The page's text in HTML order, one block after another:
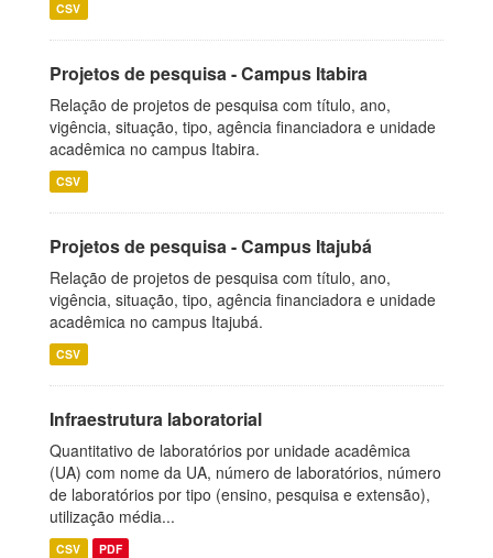
CSV
Projetos de pesquisa - Campus Itabira
Relação de projetos de pesquisa com título, ano,
vigência, situação, tipo, agência financiadora e unidade
acadêmica no campus Itabira.
CSV
Projetos de pesquisa - Campus Itajubá
Relação de projetos de pesquisa com título, ano,
vigência, situação, tipo, agência financiadora e unidade
acadêmica no campus Itajubá.
CSV
Infraestrutura laboratorial
Quantitativo de laboratórios por unidade acadêmica
(UA) com nome da UA, número de laboratórios, número
de laboratórios por tipo (ensino, pesquisa e extensão),
utilização média...
CSV PDF